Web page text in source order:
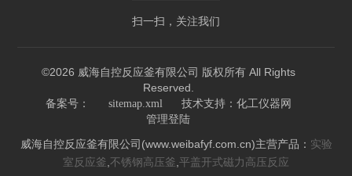
扫一扫，关注我们
©2026 威海自控反应釜有限公司 版权所有 All Rights
Reserved.
备案号： sitemap.xml 技术支持： 化工仪器网
管理登陆
威海自控反应釜有限公司(www.weibafyf.com.cn)主营产品： 实验
室反应釜 不锈钢高压釜 平盖开式磁力高压反应